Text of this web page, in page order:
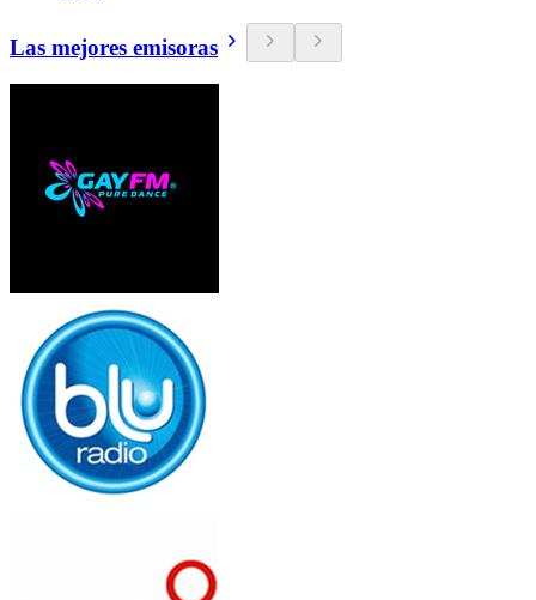
Las mejores emisoras